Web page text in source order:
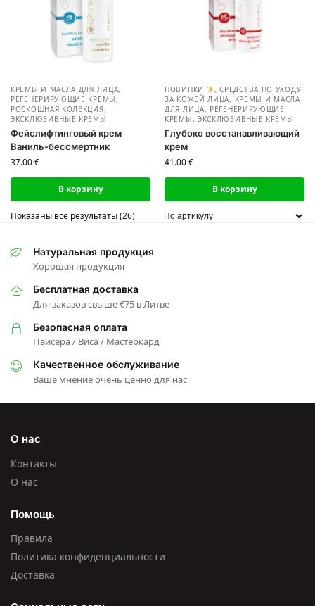
КРЕМЫ И МАСЛА ДЛЯ ЛИЦА,
РЕГЕНЕРИРУЮЩИЕ КРЕМЫ,
РОСКОШНАЯ КОЛЕКЦИЯ,
ЭКСКЛЮЗИВНЫЕ КРЕМЫ
Фейслифтинговый крем
Ваниль-бессмертник
37.00€
В корзину
НОВИНКИ ,СРЕДСТВА ПО УХОДУ
ЗА КОЖЕЙ ЛИЦА, КРЕМЫ И МАСЛА
ДЛЯ ЛИЦА, РЕГЕНЕРИРУЮЩИЕ
КРЕМЫ, ЭКСКЛЮЗИВНЫЕ КРЕМЫ
Глубоко восстанавливающий
крем
41.00€
В корзину
Показаны все результаты (26)
Натуральная продукция
Хорошая продукция
Бесплатная доставка
Для заказов свыше €75 в Литве
Безопасная оплата
Паисера / Виса / Мастеркард
Качественное обслуживание
Ваше мнение очень ценно для нас
О нас
Контакты
О нас
Помощь
Правила
Политика конфиденциальности
Доставка